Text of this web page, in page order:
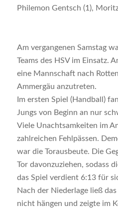
Philemon Gentsch (1),
Am vergangenen Samstag
Teams des HSV im Einsatz.
eine Mannschaft nach
Ammergäu anzutreten.
Im ersten Spiel (Handball)
Jungs von Beginn an nur
Viele Unachtsamkeiten im
zahlreichen Fehlpässen.
war die Torausbeute. Die
Tor davonzuziehen, sodass
das Spiel verdient 6:13 für
Nach der Niederlage ließ
nicht hängen und zeigte im